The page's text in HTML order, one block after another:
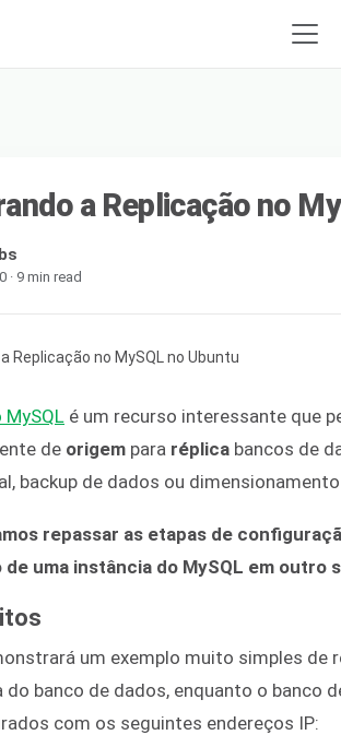
a Replicação no
· 9 min read
é um recurso interessante que
de origem para réplica bancos de
backup de dados ou
repassar as etapas de
uma instância do MySQL em
um exemplo muito simples de
do banco de dados, enquanto o banco
com os seguintes endereços IP: